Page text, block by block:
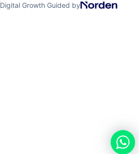
Digital Growth Guided by